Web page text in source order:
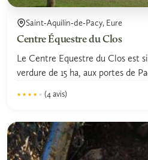
Saint-Aquilin-de-Pacy, Eure
Centre Équestre du Clos
Le Centre Equestre du Clos est
verdure de 15 ha, aux portes de
★★★★★
★★★★★ (4 avis)